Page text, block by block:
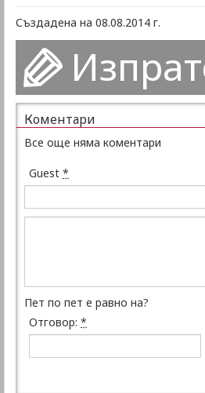
Създадена на 08.08.2014 г.
Коментари
Все още няма коментари
Guest *
Пет по пет е равно на?
Отговор: *